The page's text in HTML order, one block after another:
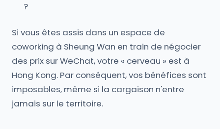
?
Si vous êtes assis dans un espace de
coworking à Sheung Wan en train de négocier
des prix sur WeChat, votre « cerveau » est à
Hong Kong. Par conséquent, vos bénéfices sont
imposables, même si la cargaison n'entre
jamais sur le territoire.